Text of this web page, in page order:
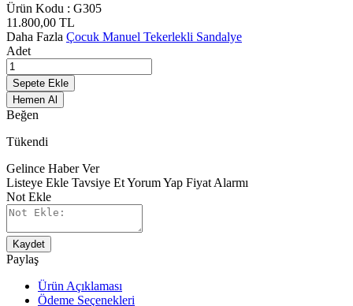
Ürün Kodu : G305
11.800,00 TL
Daha Fazla Çocuk Manuel Tekerlekli Sandalye
Adet
Sepete Ekle
Hemen Al
Beğen
Tükendi
Gelince Haber Ver
Listeye Ekle Tavsiye EtYorum Yap Fiyat Alarmı
Not Ekle
Kaydet
Paylaş
Ürün Açıklaması
Ödeme Seçenekleri